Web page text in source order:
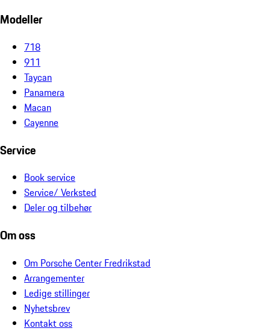
Modeller
718
911
Taycan
Panamera
Macan
Cayenne
Service
Book service
Service/ Verksted
Deler og tilbehør
Om oss
Om Porsche Center Fredrikstad
Arrangementer
Ledige stillinger
Nyhetsbrev
Kontakt oss